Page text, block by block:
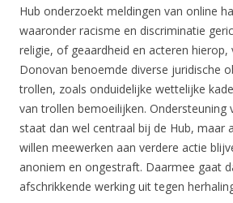
Hub onderzoekt meldingen van online
waaronder racisme en discriminatie
religie, of geaardheid en acteren
Donovan benoemde diverse juridische
trollen, zoals onduidelijke wettelijke
van trollen bemoeilijken. Ondersteuning
staat dan wel centraal bij de Hub, maar
willen meewerken aan verdere actie
anoniem en ongestraft. Daarmee gaat
afschrikkende werking uit tegen